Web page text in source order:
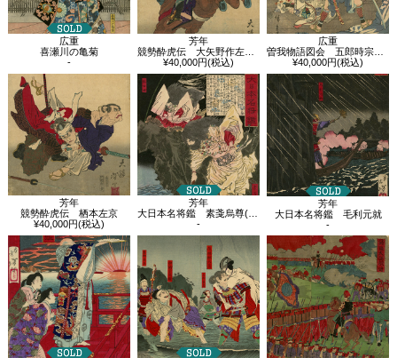
広重
喜瀬川の亀菊
-
芳年
競勢酔虎伝 大矢野作左衛門
¥40,000円(税込)
広重
曽我物語図会 五郎時宗 五郎丸
¥40,000円(税込)
芳年
競勢酔虎伝 栖本左京
¥40,000円(税込)
芳年
大日本名将鑑 素戔烏尊(スサノオノミコト)、稲田姫
-
芳年
大日本名将鑑 毛利元就
-